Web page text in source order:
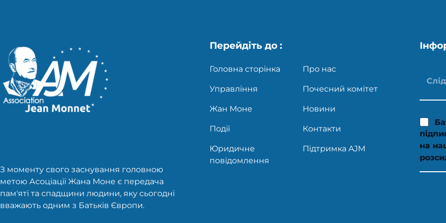
З моменту свого заснування головною
метою Асоціації Жана Моне є передача
пам'яті та спадщини людини, яку сьогодні
вважають одним з Батьків Європи.
Перейдіть до :
Головна сторінка Про нас
Управління Почесний комітет
Жан Моне Новини
Події Контакти
Юридичне
повідомлення
Підтримка AJM
на